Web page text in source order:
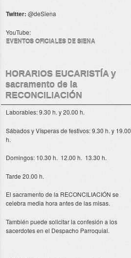
Twitter: @deSiena
YouTube:
EVENTOS OFICIALES DE SIENA
HORARIOS EUCARISTÍA y
sacramento de la
RECONCILIACIÓN
Laborables: 9.30 h. y 20.00 h.
Sábados y Vísperas de festivos: 9.30 h. y 19.00
h.
Domingos: 10.30 h. 12.00 h. 13.30 h.
Tarde 20.00 h.
El sacramento de la RECONCILIACIÓN se
celebra media hora antes de las misas.
También puede solicitar la confesión a los
sacerdotes en el Despacho Parroquial.